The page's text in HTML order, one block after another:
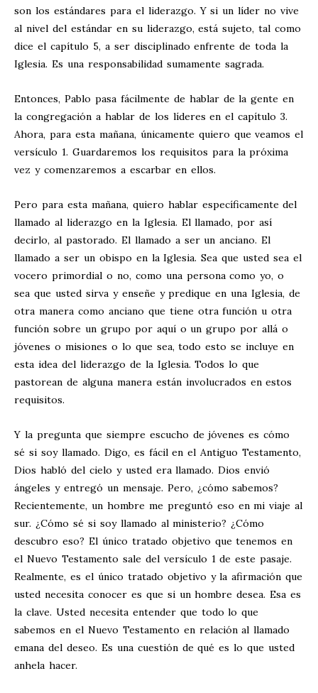
son los estándares para el liderazgo. Y si un líder no vive
al nivel del estándar en su liderazgo, está sujeto, tal como
dice el capítulo 5, a ser disciplinado enfrente de toda la
Iglesia. Es una responsabilidad sumamente sagrada.
Entonces, Pablo pasa fácilmente de hablar de la gente en
la congregación a hablar de los líderes en el capítulo 3.
Ahora, para esta mañana, únicamente quiero que veamos el
versículo 1. Guardaremos los requisitos para la próxima
vez y comenzaremos a escarbar en ellos.
Pero para esta mañana, quiero hablar específicamente del
llamado al liderazgo en la Iglesia. El llamado, por así
decirlo, al pastorado. El llamado a ser un anciano. El
llamado a ser un obispo en la Iglesia. Sea que usted sea el
vocero primordial o no, como una persona como yo, o
sea que usted sirva y enseñe y predique en una Iglesia, de
otra manera como anciano que tiene otra función u otra
función sobre un grupo por aquí o un grupo por allá o
jóvenes o misiones o lo que sea, todo esto se incluye en
esta idea del liderazgo de la Iglesia. Todos lo que
pastorean de alguna manera están involucrados en estos
requisitos.
Y la pregunta que siempre escucho de jóvenes es cómo
sé si soy llamado. Digo, es fácil en el Antiguo Testamento,
Dios habló del cielo y usted era llamado. Dios envió
ángeles y entregó un mensaje. Pero, ¿cómo sabemos?
Recientemente, un hombre me preguntó eso en mi viaje al
sur. ¿Cómo sé si soy llamado al ministerio? ¿Cómo
descubro eso? El único tratado objetivo que tenemos en
el Nuevo Testamento sale del versículo 1 de este pasaje.
Realmente, es el único tratado objetivo y la afirmación que
usted necesita conocer es que si un hombre desea. Esa es
la clave. Usted necesita entender que todo lo que
sabemos en el Nuevo Testamento en relación al llamado
emana del deseo. Es una cuestión de qué es lo que usted
anhela hacer.